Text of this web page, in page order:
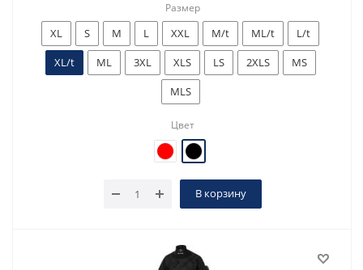
Размер
XL S M L XXL M/t ML/t
L/t
XL/t
ML 3XL XLS LS 2XLS
MS
MLS
Цвет
В корзину